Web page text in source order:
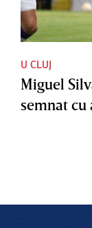
U CLUJ
Miguel
semnat cu